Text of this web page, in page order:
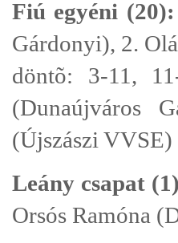
Fiú egyéni (20):
Gárdonyi), 2.
döntõ: 3-11,
(Dunaújváros
(Újszászi VVSE)
Leány csapat
Orsós Ramóna